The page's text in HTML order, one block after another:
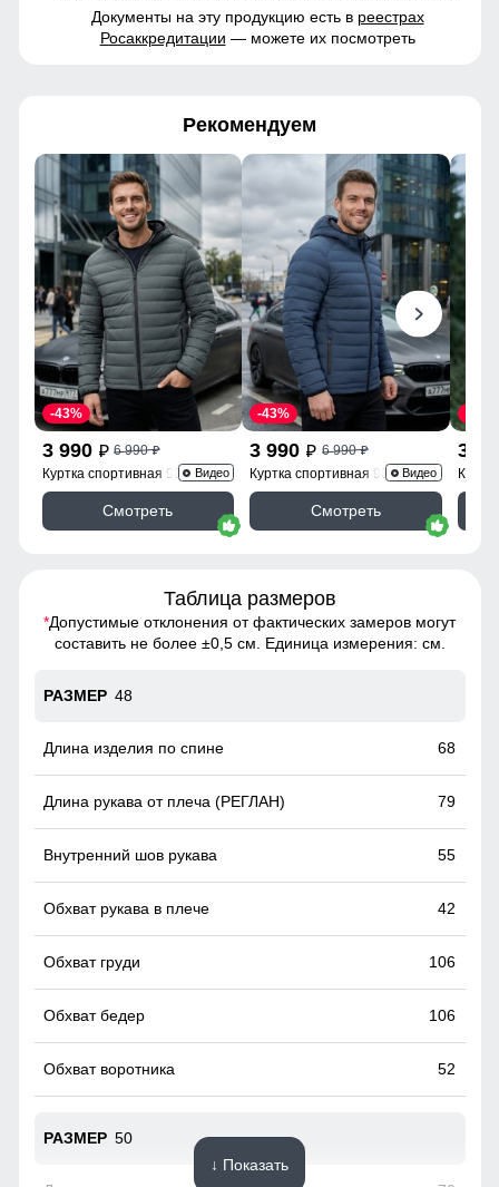
Документы на эту продукцию есть в реестрах
Росаккредитации — можете их посмотреть
Рекомендуем
3 990 p 6 990p
-43%
Куртка спортивная 9623_1Kh
Видео
Смотреть
3 990 p 6 990p
-43%
Куртка спортивная 9623_1S
Видео
Смотреть
3
Таблица размеров
*Допустимые отклонения от фактических замеров могут
составить не более ±0,5 см. Единица измерения: см.
48
68
79
55
42
106
106
52
50
↓ Показать